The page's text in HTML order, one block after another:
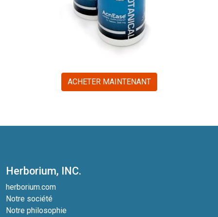
ACHETER MAINTENANT
Herborium, INC.
herborium.com
Notre société
Notre philosophie